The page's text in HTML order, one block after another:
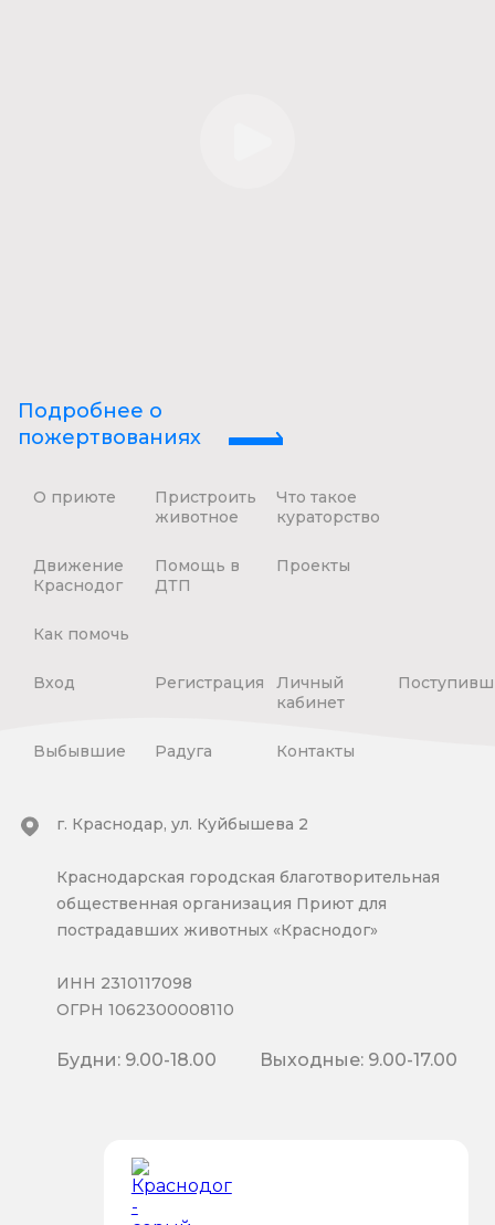
Подробнее о
пожертвованиях
О приюте
Пристроить
животное
Что такое
кураторство
Движение
Краснодог
Помощь в
ДТП
Проекты
Как помочь
Вход Регистрация
Личный
кабинет
Выбывшие Радуга Контакты
г. Краснодар, ул. Куйбышева 2
Краснодарская городская благотворительная
общественная организация Приют для
пострадавших животных «Краснодог»
ИНН 2310117098
ОГРН 1062300008110
Будни: 9.00-18.00 Выходные: 9.00-17.00